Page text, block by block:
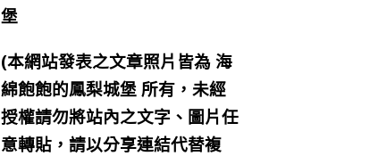
堡
(本網站發表之文章照片皆為 海
綿飽飽的鳳梨城堡 所有，未經
授權請勿將站內之文字、圖片任
意轉貼，請以分享連結代替複